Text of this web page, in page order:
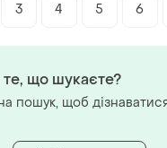
3 4 5 6
що шукаєте?
пошук, щоб